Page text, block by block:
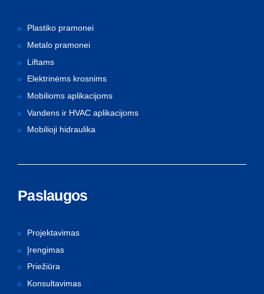
Plastiko pramonei
Metalo pramonei
Liftams
Elektrinėms krosnims
Mobilioms aplikacijoms
Vandens ir HVAC aplikacijoms
Mobilioji hidraulika
Paslaugos
Projektavimas
Įrengimas
Priežiūra
Konsultavimas